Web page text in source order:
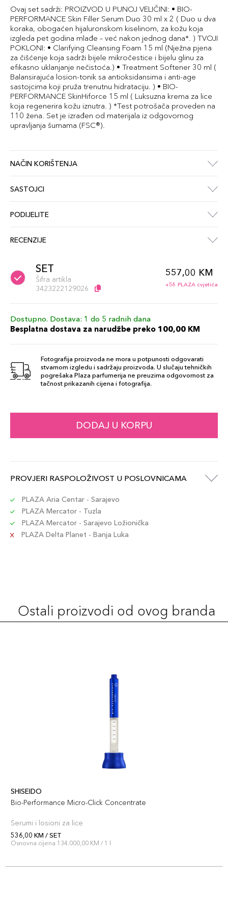
Ovaj set sadrži: PROIZVOD U PUNOJ VELIČINI: • BIO-
PERFORMANCE Skin Filler Serum Duo 30 ml x 2 ( Duo u dva
koraka, obogaćen hijaluronskom kiselinom, za kožu koja
izgleda pet godina mlađe – već nakon jednog dana*. ) TVOJI
POKLONI: • Clarifying Cleansing Foam 15 ml (Nježna pjena
za čišćenje koja sadrži bijele mikročestice i bijelu glinu za
efikasno uklanjanje nečistoća.) • Treatment Softener 30 ml (
Balansirajuća losion-tonik sa antioksidansima i anti-age
sastojcima koji pruža trenutnu hidrataciju. ) • BIO-
PERFORMANCE SkinHiforce 15 ml ( Luksuzna krema za lice
koja regenerira kožu iznutra. ) *Test potrošača proveden na
110 žena. Set je izrađen od materijala iz odgovornog
upravljanja šumama (FSC®).
NAČIN KORIŠTENJA
SASTOJCI
PODIJELITE
RECENZIJE
SET
Šifra artikla
3423222129026
557,00 KM
+56 PLAZA cvjetića
Dostupno. Dostava: 1 do 5 radnih dana
Besplatna dostava za narudžbe preko 100,00 KM
Fotografija proizvoda ne mora u potpunosti odgovarati
stvarnom izgledu i sadržaju proizvoda. U slučaju tehničkih
pogrešaka Plaza parfumerija ne preuzima odgovornost za
tačnost prikazanih cijena i fotografija.
DODAJ U KORPU
PROVJERI RASPOLOŽIVOST U POSLOVNICAMA
PLAZA Aria Centar - Sarajevo
PLAZA Mercator - Tuzla
PLAZA Mercator - Sarajevo Ložionička
PLAZA Delta Planet - Banja Luka
Ostali proizvodi od ovog branda
SHISEIDO
Bio-Performance Micro-Click Concentrate
Serumi i losioni za lice
536,00 KM / SET
Osnovna cijena 134.000,00 KM / 1 l